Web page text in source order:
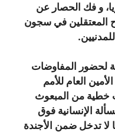
و فك الحصار عن
المعتقلين في سجون
لحضور المفاوضات
العام للأمم
خطية من المبعوث
الإنسانية فوق
لا تدخل ضمن الأجندة